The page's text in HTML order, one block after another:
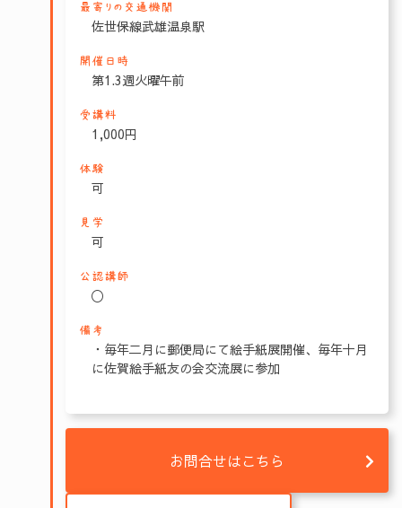
最寄りの交通機関
佐世保線武雄温泉駅
開催日時
第1.3週火曜午前
受講料
1,000円
体験
可
見学
可
公認講師
〇
備考
・毎年二月に郵便局にて絵手紙展開催、毎年十月
に佐賀絵手紙友の会交流展に参加
お問合せはこちら